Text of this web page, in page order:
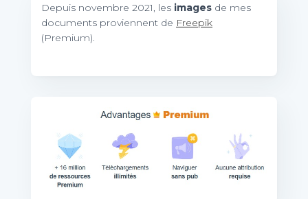
Depuis novembre 2021, les images de mes
documents proviennent de Freepik
(Premium).